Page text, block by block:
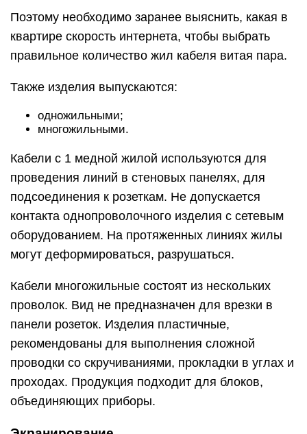
Поэтому необходимо заранее выяснить, какая в
квартире скорость интернета, чтобы выбрать
правильное количество жил кабеля витая пара.
Также изделия выпускаются:
одножильными;
многожильными.
Кабели с 1 медной жилой используются для
проведения линий в стеновых панелях, для
подсоединения к розеткам. Не допускается
контакта однопроволочного изделия с сетевым
оборудованием. На протяженных линиях жилы
могут деформироваться, разрушаться.
Кабели многожильные состоят из нескольких
проволок. Вид не предназначен для врезки в
панели розеток. Изделия пластичные,
рекомендованы для выполнения сложной
проводки со скручиваниями, прокладки в углах и
проходах. Продукция подходит для блоков,
объединяющих приборы.